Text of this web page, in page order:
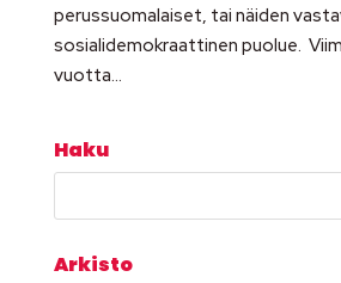
perussuomalaiset, tai näiden
sosialidemokraattinen puolue.
vuotta...
Haku
Arkisto